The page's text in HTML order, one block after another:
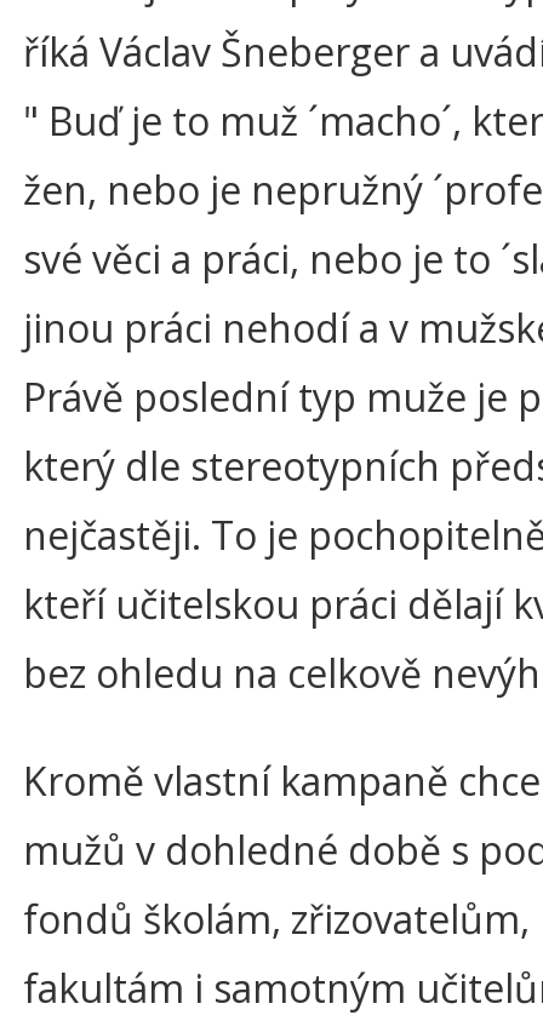
říká Václav Šneberger a
" Buď je to muž ´macho´,
žen, nebo je nepružný
své věci a práci, nebo je to
jinou práci nehodí a v
Právě poslední typ muže je
který dle stereotypních
nejčastěji. To je
kteří učitelskou práci dělají
bez ohledu na celkově
Kromě vlastní kampaně
mužů v dohledné době s
fondů školám,
fakultám i samotným